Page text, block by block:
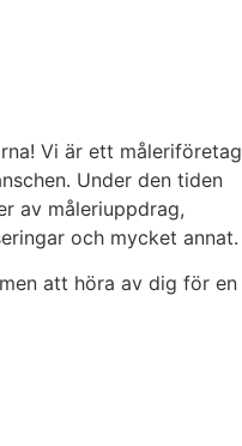
Vi är ett måleriföretag
Under den tiden
av måleriuppdrag,
och mycket annat.
att höra av dig för en